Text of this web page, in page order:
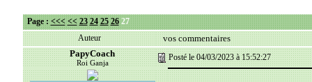
Page :<<< << 23 24 25 26 27
Auteur
vos commentaires
PapyCoach
Roi Ganja
Posté le 04/03/2023 à 15:52:27